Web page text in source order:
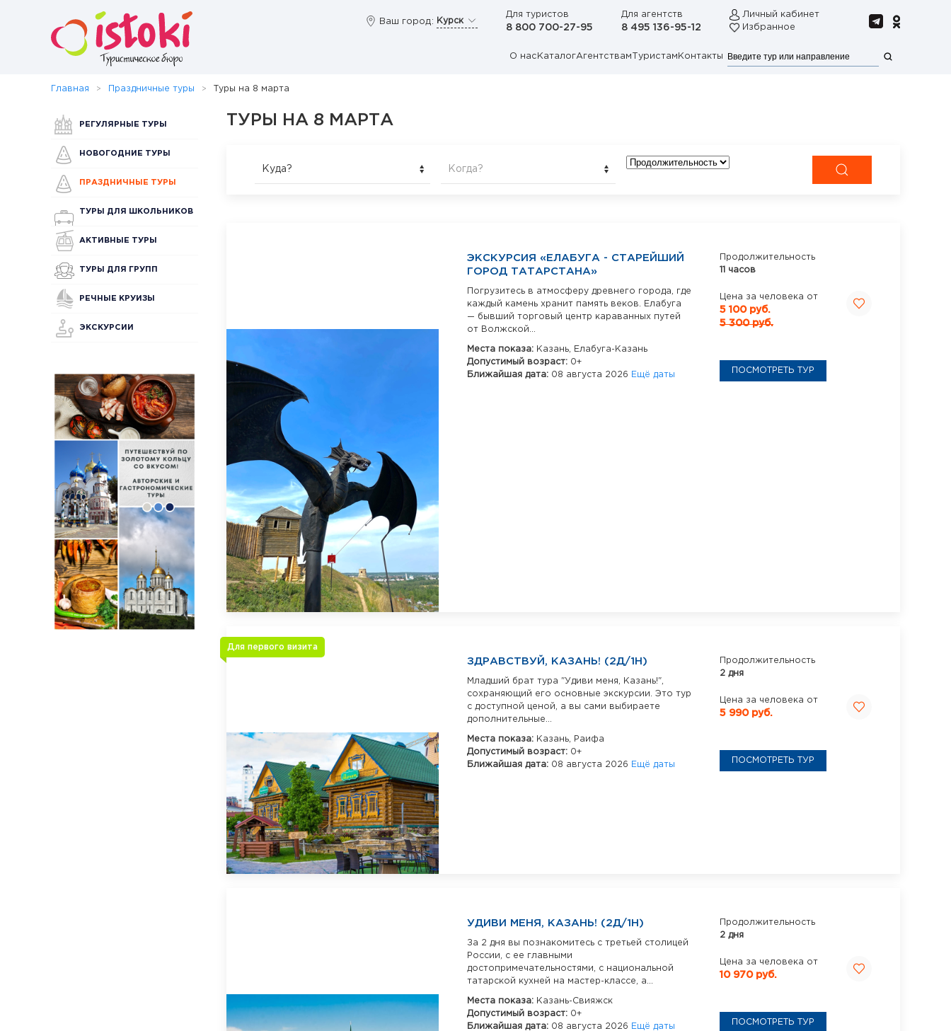
Ваш город: Курск
Для туристов
8 800 700-27-95
Для агентств
8 495 136-95-12
Личный кабинет
Избранное
О нас КаталогАгентствам Туристам Контакты
Главная Праздничные туры Туры на 8 марта
ТУРЫ НА 8 МАРТА
Куда? Когда?
ЭКСКУРСИЯ «ЕЛАБУГА - СТАРЕЙШИЙ
ГОРОД ТАТАРСТАНА»
Погрузитесь в атмосферу древнего города, где
каждый камень хранит память веков. Елабуга
— бывший торговый центр караванных путей
от Волжской...
Места показа: Казань,
Елабуга-Казань
Допустимый возраст: 0+
Ближайшая дата: 08 августа 2026 Ещё даты
Продолжительность
11 часов
Цена за человека от
5 100 руб.
5 300 руб.
ПОСМОТРЕТЬ ТУР
Для первого визита
ЗДРАВСТВУЙ, КАЗАНЬ! (2Д/1Н)
Младший брат тура "Удиви меня, Казань!",
сохраняющий его основные экскурсии. Это тур
с доступной ценой, а вы сами выбираете
дополнительные...
Места показа: Казань,
Раифа
Допустимый возраст: 0+
Ближайшая дата: 08 августа 2026 Ещё даты
Продолжительность
2 дня
Цена за человека от
5 990 руб.
ПОСМОТРЕТЬ ТУР
УДИВИ МЕНЯ, КАЗАНЬ! (2Д/1Н)
За 2 дня вы познакомитесь с третьей столицей
России, с ее главными
достопримечательностями, с национальной
татарской кухней на мастер-классе, а...
Места показа: Казань-Свияжск
Допустимый возраст: 0+
Ближайшая дата: 08 августа 2026 Ещё даты
Продолжительность
2 дня
Цена за человека от
10 970 руб.
ПОСМОТРЕТЬ ТУР
РЕГУЛЯРНЫЕ ТУРЫ
НОВОГОДНИЕ ТУРЫ
ПРАЗДНИЧНЫЕ ТУРЫ
ТУРЫ ДЛЯ ШКОЛЬНИКОВ
АКТИВНЫЕ ТУРЫ
ТУРЫ ДЛЯ ГРУПП
РЕЧНЫЕ КРУИЗЫ
ЭКСКУРСИИ